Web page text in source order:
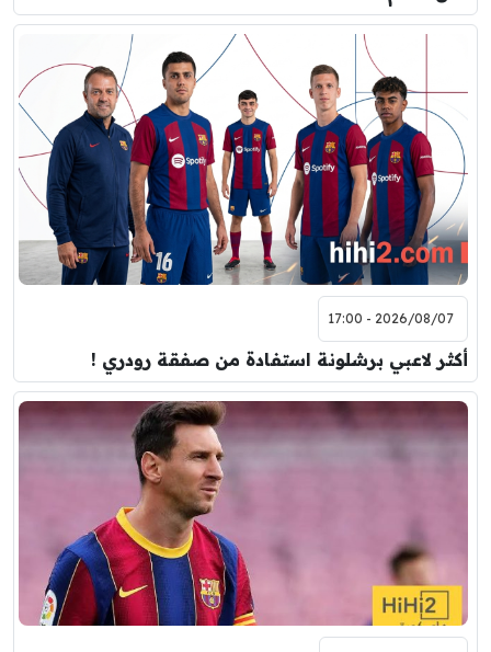
2026/08/07 - 17:00
أكثر لاعبي برشلونة استفادة من صفقة رودري !